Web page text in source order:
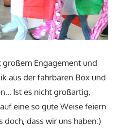
Engagement und
aus der fahrbaren Box und
Ist es nicht großartig,
eine so gute Weise feiern
doch, dass wir uns haben:)